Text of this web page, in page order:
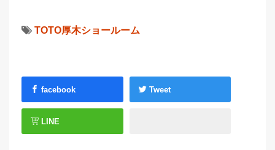
TOTO厚木ショールーム
facebook Tweet
LINE